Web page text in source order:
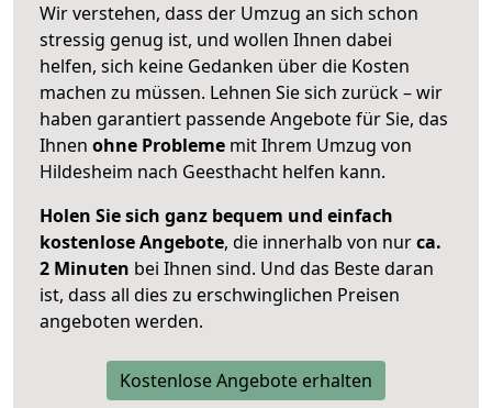
Wir verstehen, dass der Umzug an sich schon
stressig genug ist, und wollen Ihnen dabei
helfen, sich keine Gedanken über die Kosten
machen zu müssen. Lehnen Sie sich zurück – wir
haben garantiert passende Angebote für Sie, das
Ihnen ohne Probleme mit Ihrem Umzug von
Hildesheim nach Geesthacht helfen kann.
Holen Sie sich ganz bequem und einfach
kostenlose Angebote, die innerhalb von nurca.
2 Minuten bei Ihnen sind. Und das Beste daran
ist, dass all dies zu erschwinglichen Preisen
angeboten werden.
Kostenlose Angebote erhalten